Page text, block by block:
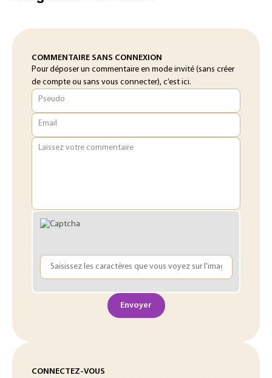
COMMENTAIRE SANS CONNEXION
Pour déposer un commentaire en mode invité (sans créer
de compte ou sans vous connecter), c’est ici.
Pseudo
Email
Laissez votre commentaire
Envoyer
CONNECTEZ-VOUS